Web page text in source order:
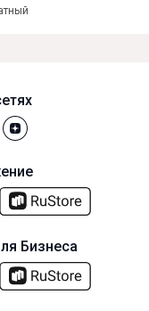
Бизнеса